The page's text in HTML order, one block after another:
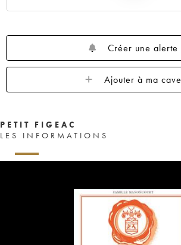
Créer une alerte
Ajouter à ma cave
PETIT FIGEAC
LES INFORMATIONS